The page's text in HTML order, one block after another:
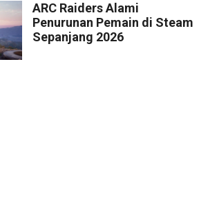
ARC Raiders Alami
Penurunan Pemain di Steam
Sepanjang 2026